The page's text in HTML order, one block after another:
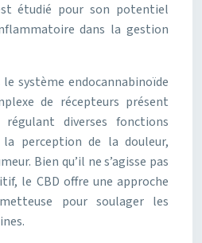
étudié pour son potentiel
dans la gestion
système endocannabinoïde
de récepteurs présent
diverses fonctions
la perception de la douleur,
Bien qu’il ne s’agisse pas
le CBD offre une approche
pour soulager les